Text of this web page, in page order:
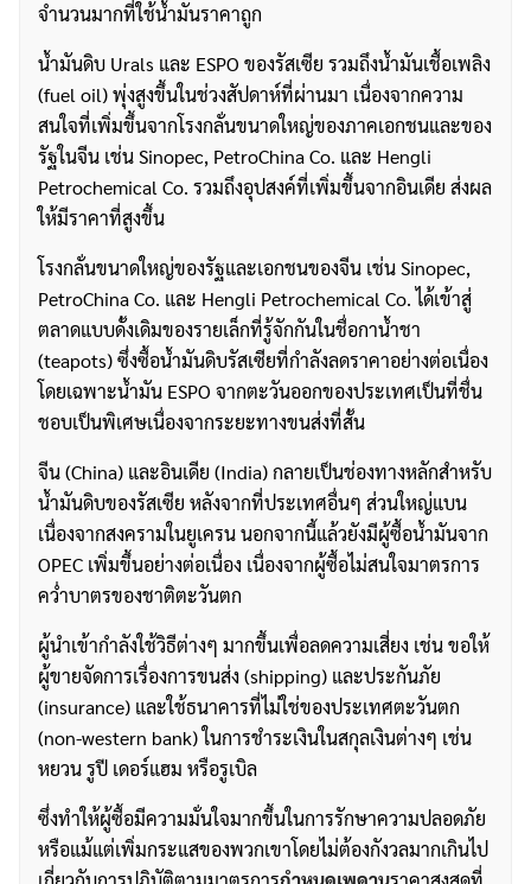
จำนวนมากที่ใช้น้ำมันราคาถูก
น้ำมันดิบ Urals และ ESPO ของรัสเซีย รวมถึงน้ำมันเชื้อเพลิง
(fuel oil) พุ่งสูงขึ้นในช่วงสัปดาห์ที่ผ่านมา เนื่องจากความ
สนใจที่เพิ่มขึ้นจากโรงกลั่นขนาดใหญ่ของภาคเอกชนและของ
รัฐในจีน เช่น Sinopec, PetroChina Co. และ Hengli
Petrochemical Co. รวมถึงอุปสงค์ที่เพิ่มขึ้นจากอินเดีย ส่งผล
ให้มีราคาที่สูงขึ้น
โรงกลั่นขนาดใหญ่ของรัฐและเอกชนของจีน เช่น Sinopec,
PetroChina Co. และ Hengli Petrochemical Co. ได้เข้าสู่
ตลาดแบบดั้งเดิมของรายเล็กที่รู้จักกันในชื่อกาน้ำชา
(teapots) ซึ่งซื้อน้ำมันดิบรัสเซียที่กำลังลดราคาอย่างต่อเนื่อง
โดยเฉพาะน้ำมัน ESPO จากตะวันออกของประเทศเป็นที่ชื่น
ชอบเป็นพิเศษเนื่องจากระยะทางขนส่งที่สั้น
จีน (China) และอินเดีย (India) กลายเป็นช่องทางหลักสำหรับ
น้ำมันดิบของรัสเซีย หลังจากที่ประเทศอื่นๆ ส่วนใหญ่แบน
เนื่องจากสงครามในยูเครน นอกจากนี้แล้วยังมีผู้ซื้อน้ำมันจาก
OPEC เพิ่มขึ้นอย่างต่อเนื่อง เนื่องจากผู้ซื้อไม่สนใจมาตรการ
คว่ำบาตรของชาติตะวันตก
ผู้นำเข้ากำลังใช้วิธีต่างๆ มากขึ้นเพื่อลดความเสี่ยง เช่น ขอให้
ผู้ขายจัดการเรื่องการขนส่ง (shipping) และประกันภัย
(insurance) และใช้ธนาคารที่ไม่ใช่ของประเทศตะวันตก
(non-western bank) ในการชำระเงินในสกุลเงินต่างๆ เช่น
หยวน รูปี เดอร์แฮม หรือรูเบิล
ซึ่งทำให้ผู้ซื้อมีความมั่นใจมากขึ้นในการรักษาความปลอดภัย
หรือแม้แต่เพิ่มกระแสของพวกเขาโดยไม่ต้องกังวลมากเกินไป